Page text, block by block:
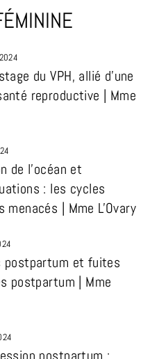
du VPH, allié d’une
reproductive | Mme
de l’océan et
: les cycles
menacés | Mme L'Ovary
postpartum et fuites
postpartum | Mme
postpartum :